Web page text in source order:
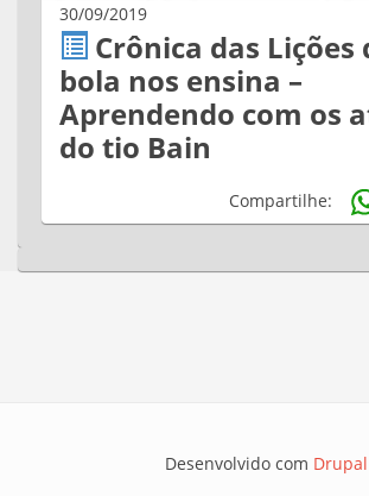
30/09/2019
Crônica das Lições
bola nos ensina –
Aprendendo com os
do tio Bain
Compartilhe:
Desenvolvido com Drupal